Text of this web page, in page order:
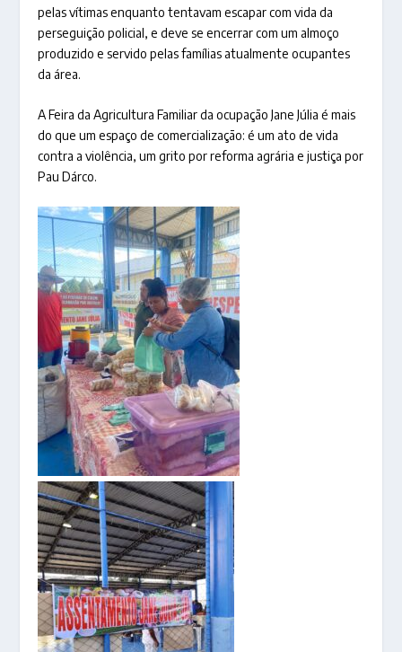
pelas vítimas enquanto tentavam escapar com vida da
perseguição policial, e deve se encerrar com um almoço
produzido e servido pelas famílias atualmente ocupantes
da área.
A Feira da Agricultura Familiar da ocupação Jane Júlia é mais
do que um espaço de comercialização: é um ato de vida
contra a violência, um grito por reforma agrária e justiça por
Pau Dárco.